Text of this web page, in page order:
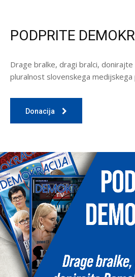
PODPRITE
Drage bralke, dragi bralci,
pluralnost slovenskega
Donacija